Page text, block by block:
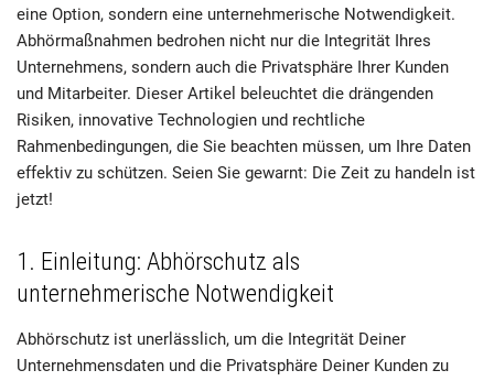
eine Option, sondern eine unternehmerische Notwendigkeit.
Abhörmaßnahmen bedrohen nicht nur die Integrität Ihres
Unternehmens, sondern auch die Privatsphäre Ihrer Kunden
und Mitarbeiter. Dieser Artikel beleuchtet die drängenden
Risiken, innovative Technologien und rechtliche
Rahmenbedingungen, die Sie beachten müssen, um Ihre Daten
effektiv zu schützen. Seien Sie gewarnt: Die Zeit zu handeln ist
jetzt!
1. Einleitung: Abhörschutz als
unternehmerische Notwendigkeit
Abhörschutz ist unerlässlich, um die Integrität Deiner
Unternehmensdaten und die Privatsphäre Deiner Kunden zu